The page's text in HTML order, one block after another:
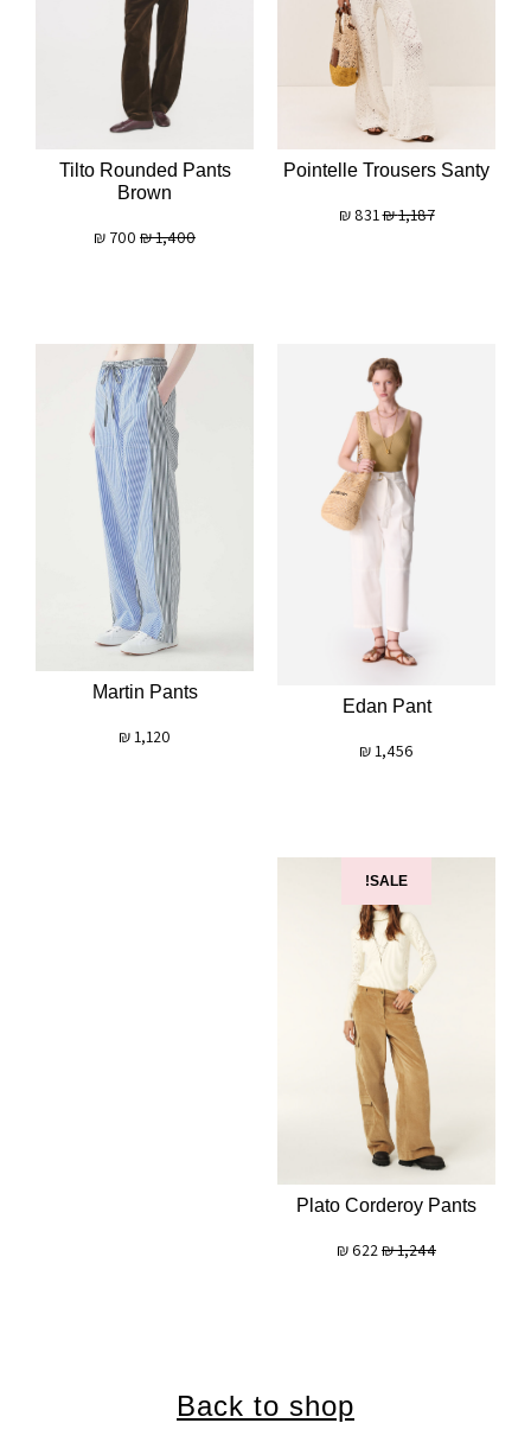
Pointelle Trousers Santy
1,187
₪
831
₪
Tilto Rounded Pants
Brown
1,400
₪
700
₪
Edan Pant
1,456
₪
Martin Pants
1,120
₪
SALE!
Plato Corderoy Pants
1,244
₪
622
₪
Back to shop